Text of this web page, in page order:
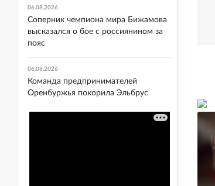
06.08.2026
Соперник чемпиона мира Бижамова
высказался о бое с россиянином за
пояс
06.08.2026
Команда предпринимателей
Оренбуржья покорила Эльбрус